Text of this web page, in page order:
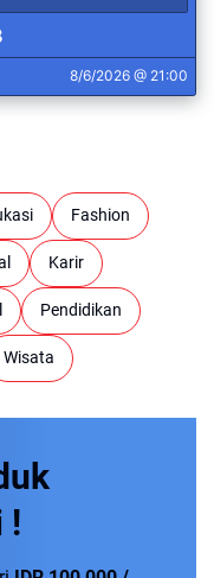
Fashion
Karir
Pendidikan
Wisata
!